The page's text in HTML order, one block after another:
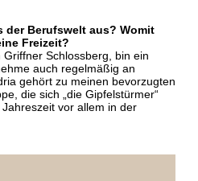
der Berufswelt aus? Womit
Freizeit?
Schlossberg, bin ein
auch regelmäßig an
gehört zu meinen bevorzugten
die sich „die Gipfelstürmer“
vor allem in der